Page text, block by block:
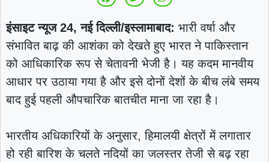
इंसाइट न्यूज 24, नई दिल्ली/इस्लामाबाद: भारी वर्षा और
संभावित बाढ़ की आशंका को देखते हुए भारत ने पाकिस्तान
को आधिकारिक रूप से चेतावनी भेजी है। यह कदम मानवीय
आधार पर उठाया गया है और इसे दोनों देशों के बीच लंबे समय
बाद हुई पहली औपचारिक बातचीत माना जा रहा है।
भारतीय अधिकारियों के अनुसार, हिमालयी क्षेत्रों में लगातार
हो रही बारिश के चलते नदियों का जलस्तर तेजी से बढ़ रहा